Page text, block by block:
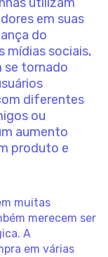
em suas
do
mídias sociais,
se tornado
diferentes
ou
aumento
produto e
muitas
merecem ser
A
em várias